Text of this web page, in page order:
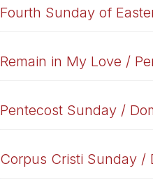
Fourth Sunday of
Remain in My Love /
Pentecost Sunday /
Corpus Cristi Sunday /